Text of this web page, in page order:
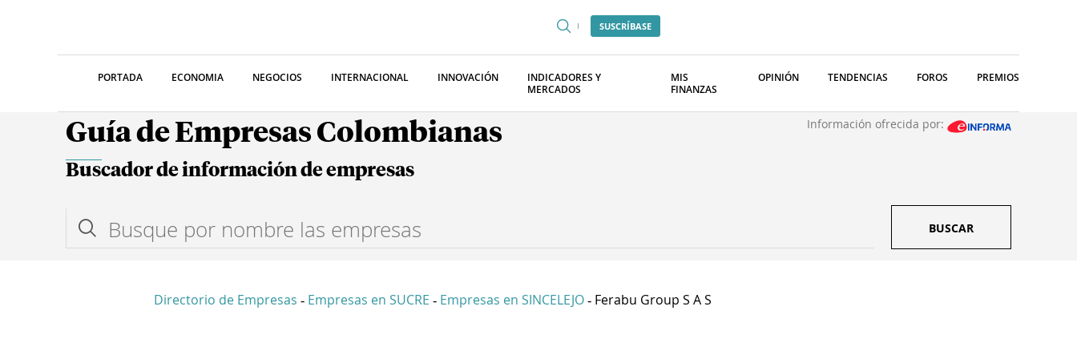
SUSCRÍBASE
PORTADA ECONOMIA NEGOCIOS INTERNACIONAL INNOVACIÓN
INDICADORES Y
MERCADOS
MIS
FINANZAS
OPINIÓN TENDENCIAS FOROS PREMIOS
Guía de Empresas Colombianas Información ofrecida por:
Buscador de información de empresas
BUSCAR
Directorio de Empresas - Empresas en SUCRE - Empresas en SINCELEJO - Ferabu Group S A S